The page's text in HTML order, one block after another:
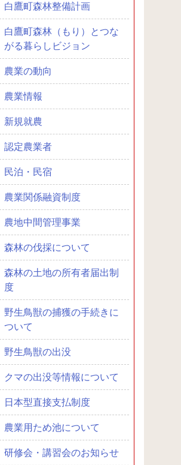
白鷹町森林整備計画
白鷹町森林（もり）とつな
がる暮らしビジョン
農業の動向
農業情報
新規就農
認定農業者
民泊・民宿
農業関係融資制度
農地中間管理事業
森林の伐採について
森林の土地の所有者届出制
度
野生鳥獣の捕獲の手続きに
ついて
野生鳥獣の出没
クマの出没等情報について
日本型直接支払制度
農業用ため池について
研修会・講習会のお知らせ